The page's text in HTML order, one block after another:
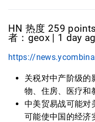
HN 热度 259
者：geox | 1 day
https://
关税对中产阶级的
物、住房、医疗和
中美贸易战可能对
可能使中国的经济